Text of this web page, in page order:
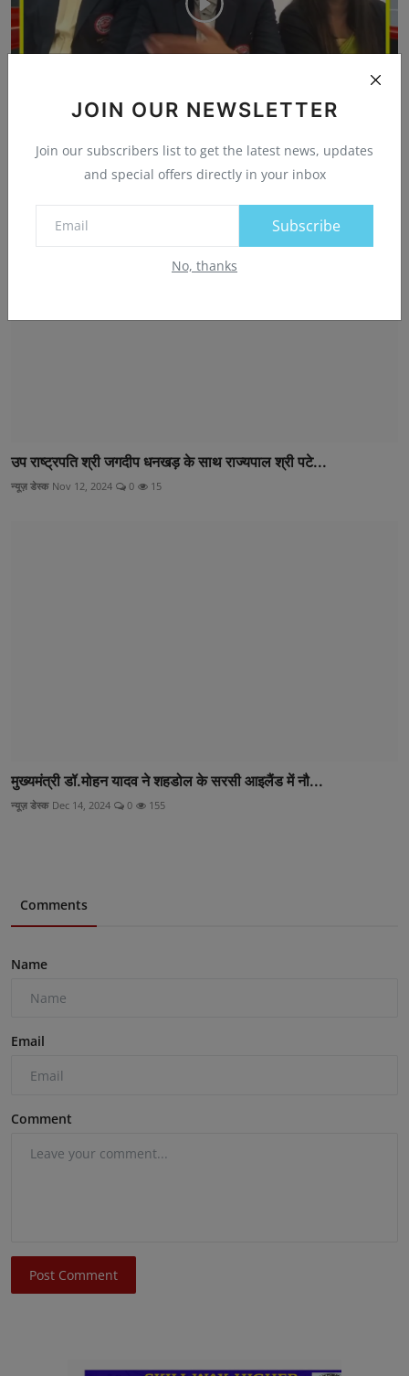
JOIN OUR NEWSLETTER
Join our subscribers list to get the latest news, updates
and special offers directly in your inbox
Subscribe
No, thanks
जबलपुर मध्य प्रदेश सिंचाई जल संसाधन विभाग स्पोर्ट क्लब ...
Dec 18, 2024 1968
उप राष्ट्रपति श्री जगदीप धनखड़ के साथ राज्यपाल श्री पटे...
न्यूज़ डेस्क Nov 12, 2024 0 15
मुख्यमंत्री डॉ.मोहन यादव ने शहडोल के सरसी आइलैंड में नौ...
न्यूज़ डेस्क Dec 14, 2024 0 155
Comments
Name
Email
Comment
Post Comment